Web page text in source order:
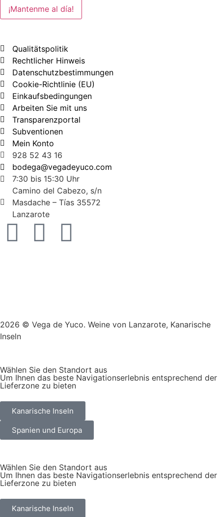
Qualitätspolitik
Rechtlicher Hinweis
Datenschutzbestimmungen
Cookie-Richtlinie (EU)
Einkaufsbedingungen
Arbeiten Sie mit uns
Transparenzportal
Subventionen
Mein Konto
928 52 43 16
bodega@vegadeyuco.com
7:30 bis 15:30 Uhr
Camino del Cabezo, s/n
Masdache – Tías 35572
Lanzarote
2026 © Vega de Yuco. Weine von Lanzarote, Kanarische
Inseln
Wählen Sie den Standort aus
Um Ihnen das beste Navigationserlebnis entsprechend der
Lieferzone zu bieten
Kanarische Inseln
Spanien und Europa
Wählen Sie den Standort aus
Um Ihnen das beste Navigationserlebnis entsprechend der
Lieferzone zu bieten
Kanarische Inseln